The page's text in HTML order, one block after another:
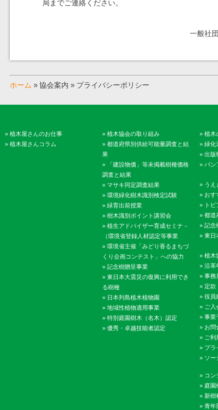
局までご連絡ください。
一般社
ホーム » 協会案内 » プライバシーポリシー
» 植木屋さんのお仕事
» 植木屋さんコラム
» 植木協会の取り組み
» 都道府県別供給可能量調査と結
果
»
「建設物価」等未掲載樹種価格
調査と結果
» マサキ同定調査結果
» 環境緑化樹木識別検定試験
» 緑育出前授業
» 樹木識別ポイント講習会
» 植生アドバイザー育成セミナ－
（環境省登録人材認定等事業
» 環境省主催「みどり香るまちづ
くり企画コンテスト」への協力
» 記念樹贈呈事業
» 東日本大震災の復興に利用でき
る樹種
» 日本列島植木植物園
» 地域性植物適用事業
» 特別庭園樹木（名木）認定
» 優秀・卓越技能者認定
» 植木
» 緑化
» 出版
» パン
» うえ
» おす
» ト
» 都道
» 記念
» 東日
» 植木
» 沿革
» 事務
» 定款
» 役員
» ご入
» 事業
» お問
» ご利
» プラ
» ソー
» コン
» 庭園
» 新樹
» 青年